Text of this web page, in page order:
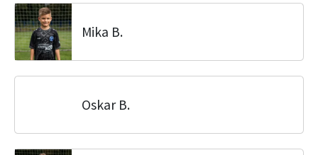
Mika B.
Oskar B.